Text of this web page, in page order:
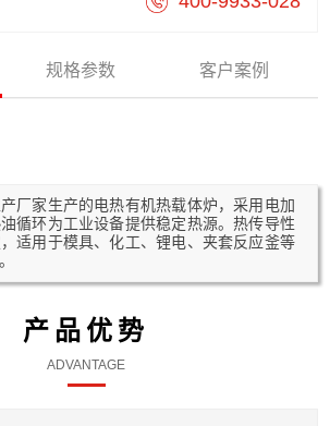
规格参数 客户案例
厂家生产的电热有机热载体炉，采用电加
循环为工业设备提供稳定热源。热传导性
适用于模具、化工、锂电、夹套反应釜等
产品优势
ADVANTAGE